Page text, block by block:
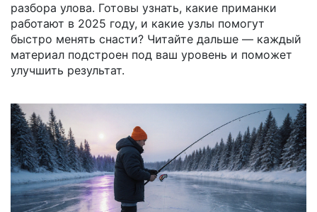
разбора улова. Готовы узнать, какие приманки
работают в 2025 году, и какие узлы помогут
быстро менять снасти? Читайте дальше — каждый
материал подстроен под ваш уровень и поможет
улучшить результат.